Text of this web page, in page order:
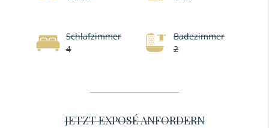
Schlafzimmer
4
Badezimmer
2
JETZT EXPOSÉ ANFORDERN